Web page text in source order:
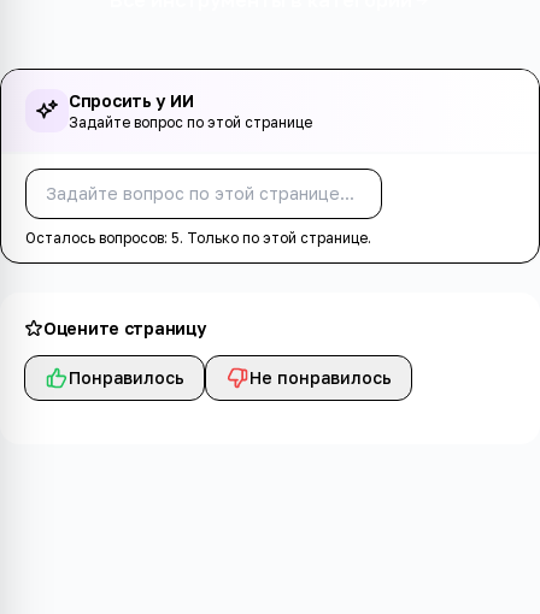
Спросить у ИИ
Задайте вопрос по этой странице
Осталось вопросов: 5. Только по этой странице.
Оцените страницу
Понравилось Не понравилось